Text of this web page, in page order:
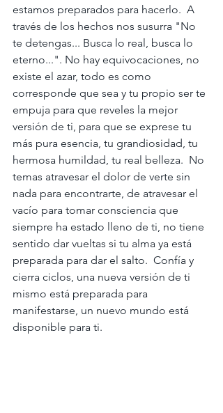
estamos preparados para hacerlo.  A
través de los hechos nos susurra "No
te detengas... Busca lo real, busca lo
eterno...". No hay equivocaciones, no
existe el azar, todo es como
corresponde que sea y tu propio ser te
empuja para que reveles la mejor
versión de ti, para que se exprese tu
más pura esencia, tu grandiosidad, tu
hermosa humildad, tu real belleza.  No
temas atravesar el dolor de verte sin
nada para encontrarte, de atravesar el
vacío para tomar consciencia que
siempre ha estado lleno de ti, no tiene
sentido dar vueltas si tu alma ya está
preparada para dar el salto.  Confía y
cierra ciclos, una nueva versión de ti
mismo está preparada para
manifestarse, un nuevo mundo está
disponible para ti.